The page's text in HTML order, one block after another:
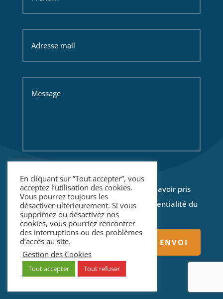
En cochant cette case je reconnais avoir pris
connaissance de la politique de confidentialité du
CFPBNA
ENVOI
En cliquant sur ”Tout accepter”, vous
acceptez l’utilisation des cookies.
Vous pourrez toujours les
désactiver ultérieurement. Si vous
supprimez ou désactivez nos
cookies, vous pourriez rencontrer
des interruptions ou des problèmes
d’accès au site.
Gestion des Cookies
Tout accepter Tout refuser